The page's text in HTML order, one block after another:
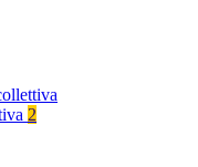
2